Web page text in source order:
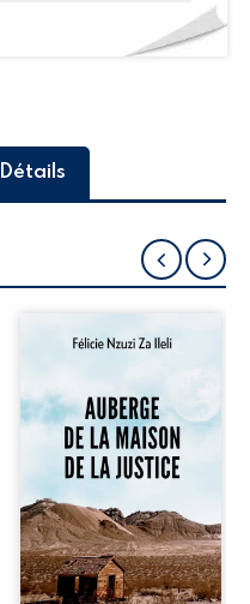
Détails
Auberge de la
récit-témoignage
consacré au
parcours
exemplaire de
Mbala Zi Nkuaku
Lema Félix.
Magistrat intègre,
fervent défenseur
des droits
humains et de